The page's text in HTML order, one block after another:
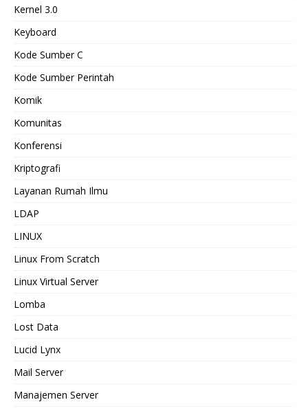
Kernel 3.0
Keyboard
Kode Sumber C
Kode Sumber Perintah
Komik
Komunitas
Konferensi
Kriptografi
Layanan Rumah Ilmu
LDAP
LINUX
Linux From Scratch
Linux Virtual Server
Lomba
Lost Data
Lucid Lynx
Mail Server
Manajemen Server